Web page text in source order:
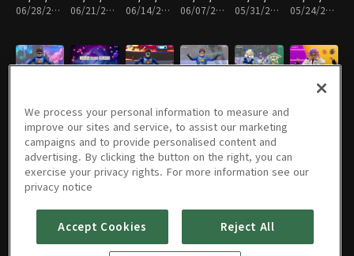
06/28/2026 • 26분 06/21/2026 • 26분 06/14/2026 • 26분 06/07/2026 • 25분 05/31/2026 • 23분 05/24/2026 • 26분
04/12/2026
04/05/2026
04/05/2026 • 25분
03/29/202603/22/202603/15/202603/08/202603/01/2026
We process your personal information to measure and
improve our sites and service, to assist our marketing
campaigns and to provide personalised content and
advertising. By clicking the button on the right, you can
exercise your privacy rights. For more information see our
privacy notice
Accept Cookies Reject All